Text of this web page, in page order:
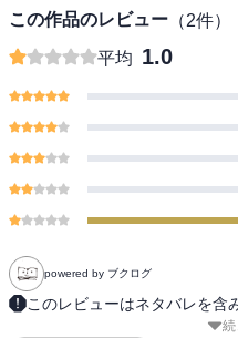
この作品のレビュー （2件）
平均 1.0
powered by ブクログ
このレビューはネタバレを含
２０１５年刊。◆日本はアベノ続